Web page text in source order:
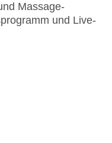
Massage-
und Live-